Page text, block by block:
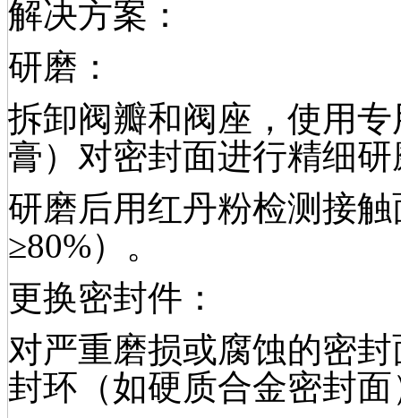
解决方案：
研磨：
拆卸阀瓣和阀座，使用
膏）对密封面进行精细研
研磨后用红丹粉检测接
≥80%）。
更换密封件：
对严重磨损或腐蚀的密
封环（如硬质合金密封面